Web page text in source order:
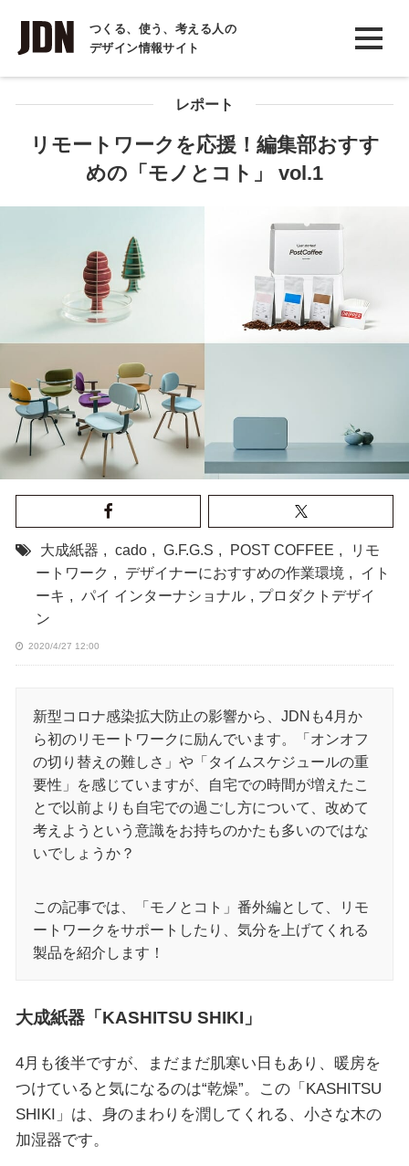
つくる、使う、考える人の
デザイン情報サイト
INTERVIEW
インタビュー
REPORT
COLUMN
レポート
リモートワークを応援！編集部おすす
めの「モノとコト」 vol.1
大成紙器 , cado , G.F.G.S , POST COFFEE ,
リモ
ートワーク , デザイナーにおすすめの作業環境 ,
イト
ーキ , パイ インターナショナル , プロダクトデザイ
ン
2020/4/27 12:00
新型コロナ感染拡大防止の影響から、JDNも4月か
ら初のリモートワークに励んでいます。「オンオフ
の切り替えの難しさ」や「タイムスケジュールの重
要性」を感じていますが、自宅での時間が増えたこ
とで以前よりも自宅での過ごし方について、改めて
考えようという意識をお持ちのかたも多いのではな
いでしょうか？
この記事では、「モノとコト」番外編として、リモ
ートワークをサポートしたり、気分を上げてくれる
製品を紹介します！
大成紙器「KASHITSU SHIKI」
4月も後半ですが、まだまだ肌寒い日もあり、暖房を
つけていると気になるのは“乾燥”。この「KASHITSU
SHIKI」は、身のまわりを潤してくれる、小さな木の
加湿器です。